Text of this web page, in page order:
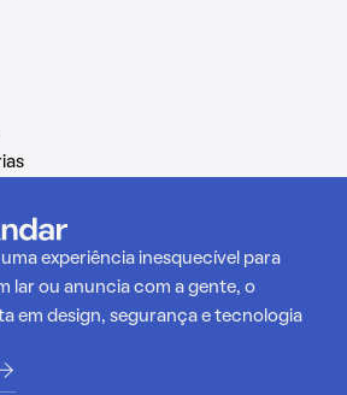
experiência inesquecível para
lar ou anuncia com a gente, o
em design, segurança e tecnologia